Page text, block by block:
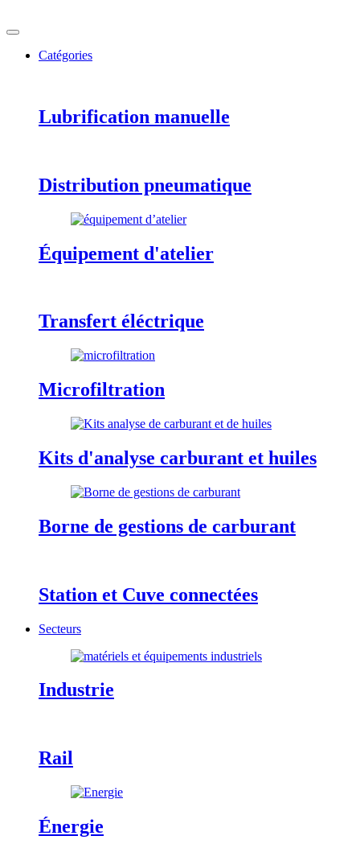
Catégories
Lubrification manuelle
Distribution pneumatique
Équipement d'atelier
Transfert éléctrique
Microfiltration
Kits d'analyse carburant et huiles
Borne de gestions de carburant
Station et Cuve connectées
Secteurs
Industrie
Rail
Énergie